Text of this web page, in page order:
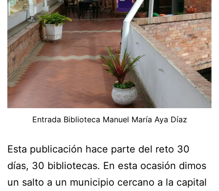
Entrada Biblioteca Manuel María Aya Díaz
Esta publicación hace parte del reto 30
días, 30 bibliotecas. En esta ocasión dimos
un salto a un municipio cercano a la capital